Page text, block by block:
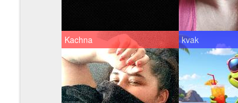
Kachna kvak